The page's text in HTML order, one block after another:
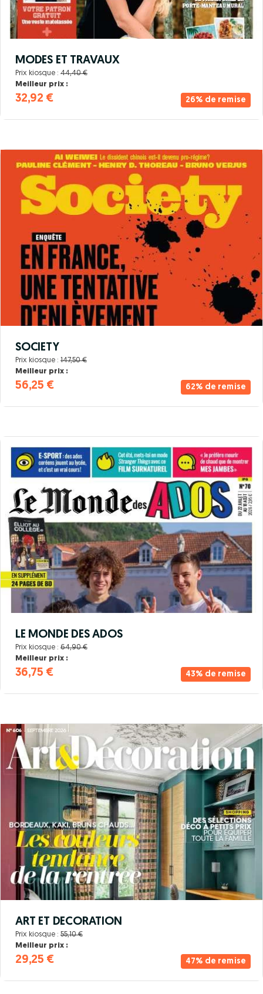
26% de remise
MODES ET TRAVAUX
Prix kiosque : 44,40 €
Meilleur prix :
32,92 €
62% de remise
SOCIETY
Prix kiosque : 147,50 €
Meilleur prix :
56,25 €
43% de remise
LE MONDE DES ADOS
Prix kiosque : 64,90 €
Meilleur prix :
36,75 €
47% de remise
ART ET DECORATION
Prix kiosque : 55,10 €
Meilleur prix :
29,25 €